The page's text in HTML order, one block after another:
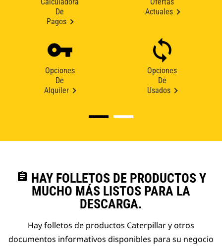
Calculadora
De
Pagos
Ofertas
Actuales
Opciones
De
Alquiler
Opciones
De
Usados
assignment HAY FOLLETOS DE PRODUCTOS Y
MUCHO MÁS LISTOS PARA LA
DESCARGA.
Hay folletos de productos Caterpillar y otros
documentos informativos disponibles para su negocio